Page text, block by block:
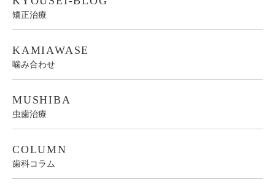
矯正治療
KAMIAWASE
噛み合わせ
MUSHIBA
虫歯治療
COLUMN
歯科コラム